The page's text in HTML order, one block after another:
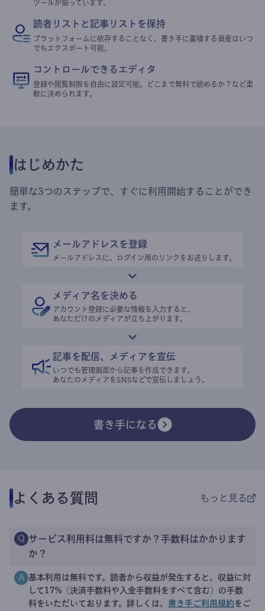
ツールが揃っています。
読者リストと記事リストを保持
プラットフォームに依存することなく、書き手に蓄積する資産はいつ
でもエクスポート可能。
コントロールできるエディタ
登録や閲覧制限を自由に設定可能。どこまで無料で読めるか？など柔
軟に決められます。
はじめかた
簡単な3つのステップで、すぐに利用開始することができ
ます。
メールアドレスを登録
メールアドレスに、ログイン用のリンクをお送りします。
メディア名を決める
アカウント登録に必要な情報を入力すると、
あなただけのメディアが立ち上がります。
記事を配信、メディアを宣伝
いつでも管理画面から記事を作成できます。
あなたのメディアをSNSなどで宣伝しましょう。
書き手になる
よくある質問 もっと見る
Q サービス利用料は無料ですか？手数料はかかります
か？
A 基本利用は無料です。読者から収益が発生すると、収益に対
して17%（決済手数料や入金手数料をすべて含む）の手数
料をいただいております。詳しくは、 書き手ご利用規約 をご